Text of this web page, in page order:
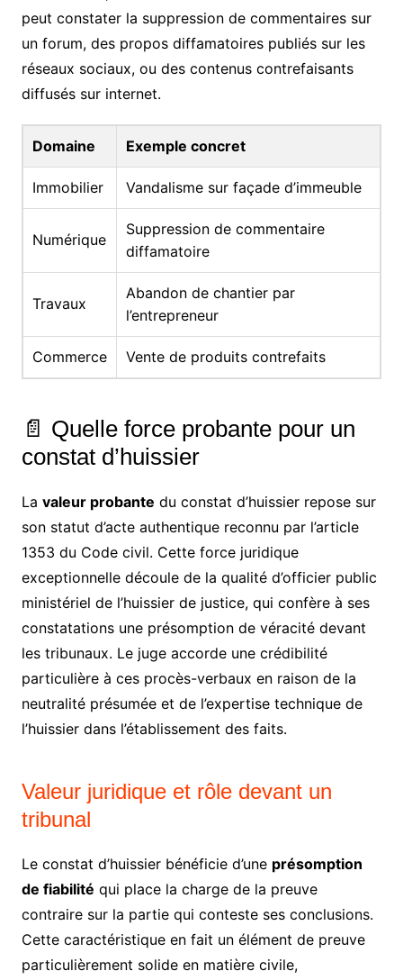
peut constater la suppression de commentaires sur
un forum, des propos diffamatoires publiés sur les
réseaux sociaux, ou des contenus contrefaisants
diffusés sur internet.
Domaine Exemple concret
Immobilier Vandalisme sur façade d’immeuble
Numérique
Suppression de commentaire
diffamatoire
Travaux
Abandon de chantier par
l’entrepreneur
Commerce Vente de produits contrefaits
📄 Quelle force probante pour un
constat d’huissier
La valeur probante du constat d’huissier repose sur
son statut d’acte authentique reconnu par l’article
1353 du Code civil. Cette force juridique
exceptionnelle découle de la qualité d’officier public
ministériel de l’huissier de justice, qui confère à ses
constatations une présomption de véracité devant
les tribunaux. Le juge accorde une crédibilité
particulière à ces procès-verbaux en raison de la
neutralité présumée et de l’expertise technique de
l’huissier dans l’établissement des faits.
Valeur juridique et rôle devant un
tribunal
Le constat d’huissier bénéficie d’une présomption
de fiabilité qui place la charge de la preuve
contraire sur la partie qui conteste ses conclusions.
Cette caractéristique en fait un élément de preuve
particulièrement solide en matière civile,